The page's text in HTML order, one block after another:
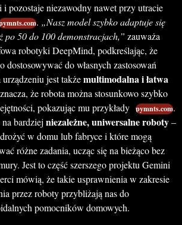
pozostaje niezawodny nawet przy utracie
. „Nasz model szybko adaptuje się
po 50 do 100 demonstracjach,” zauważa
robotyki DeepMind, podkreślając, że
dostosowywać do własnych zastosowań
jest takżemultimodalna i łatwa
że robota można stosunkowo szybko
pokazując mu przykłady pymnts.com.
bardziej niezależne, uniwersalne roboty–
w domu lub fabryce i które mogą
różne zadania, ucząc się na bieżąco bez
Jest to część szerszego projektu Gemini
mówią, że takie usprawnienia w zakresie
przez roboty przybliżają nas do
pomocników domowych.